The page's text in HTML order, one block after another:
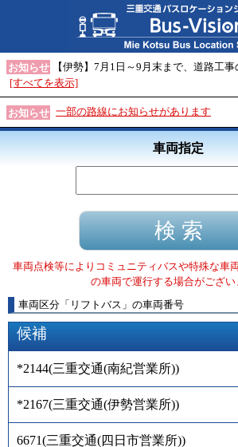
お知らせ
【伊勢】7月1日～9月末まで、道路工
[すべてを表示]
お知らせ 一部の路線にお知らせがあります
車両指定
車両点検等によりコミュニティバスや特殊な車
の車両で運行する場合がござい
車両区分 「 リフトバス 」 の車両番号
候補
*2144(三重交通(南紀営業所))
*2167(三重交通(伊勢営業所))
6671(三重交通(四日市営業所))